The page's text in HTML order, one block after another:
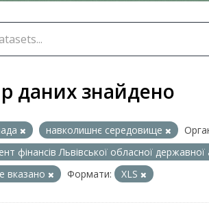
даних знайдено
навколишнє середовище
фінансів Львівської обласної державної
вказано
Формати: XLS